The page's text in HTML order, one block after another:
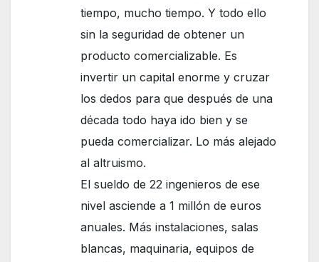
tiempo, mucho tiempo. Y todo ello
sin la seguridad de obtener un
producto comercializable. Es
invertir un capital enorme y cruzar
los dedos para que después de una
década todo haya ido bien y se
pueda comercializar. Lo más alejado
al altruismo.
El sueldo de 22 ingenieros de ese
nivel asciende a 1 millón de euros
anuales. Más instalaciones, salas
blancas, maquinaria, equipos de